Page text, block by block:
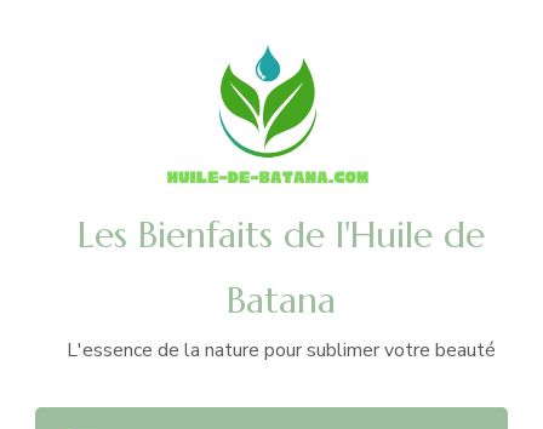
Les Bienfaits de l'Huile de
Batana
L'essence de la nature pour sublimer votre beauté